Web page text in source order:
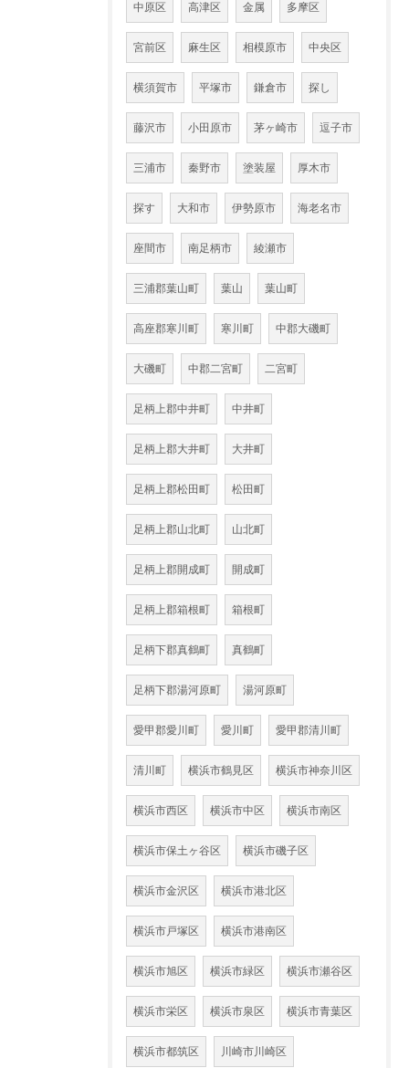
中原区 高津区 金属 多摩区
宮前区 麻生区 相模原市 中央区
横須賀市 平塚市 鎌倉市 探し
藤沢市 小田原市 茅ヶ崎市 逗子市
三浦市 秦野市 塗装屋 厚木市
探す 大和市 伊勢原市 海老名市
座間市 南足柄市 綾瀬市
三浦郡葉山町 葉山 葉山町
高座郡寒川町 寒川町 中郡大磯町
大磯町 中郡二宮町 二宮町
足柄上郡中井町 中井町
足柄上郡大井町 大井町
足柄上郡松田町 松田町
足柄上郡山北町 山北町
足柄上郡開成町 開成町
足柄上郡箱根町 箱根町
足柄下郡真鶴町 真鶴町
足柄下郡湯河原町 湯河原町
愛甲郡愛川町 愛川町 愛甲郡清川町
清川町 横浜市鶴見区 横浜市神奈川区
横浜市西区 横浜市中区 横浜市南区
横浜市保土ヶ谷区 横浜市磯子区
横浜市金沢区 横浜市港北区
横浜市戸塚区 横浜市港南区
横浜市旭区 横浜市緑区 横浜市瀬谷区
横浜市栄区 横浜市泉区 横浜市青葉区
横浜市都筑区 川崎市川崎区